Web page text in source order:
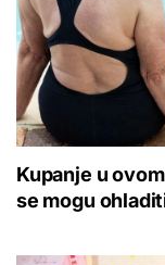
Kupanje u
se mogu